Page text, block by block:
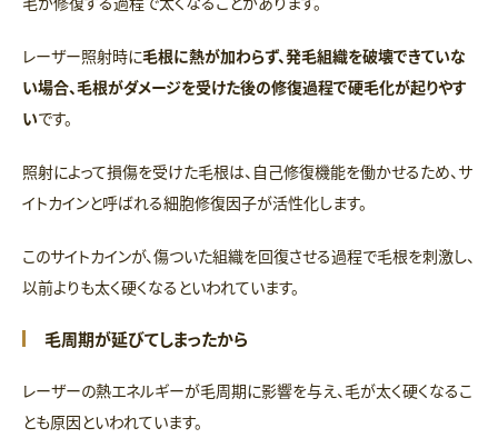
レーザー照射時に毛根に熱が加わらず、発毛組織を破壊できていな
い場合、毛根がダメージを受けた後の修復過程で硬毛化が起りやす
いです。
照射によって損傷を受けた毛根は、自己修復機能を働かせるため、サ
イトカインと呼ばれる細胞修復因子が活性化します。
このサイトカインが、傷ついた組織を回復させる過程で毛根を刺激し、
以前よりも太く硬くなるといわれています。
毛周期が延びてしまったから
レーザーの熱エネルギーが毛周期に影響を与え、毛が太く硬くなるこ
とも原因といわれています。